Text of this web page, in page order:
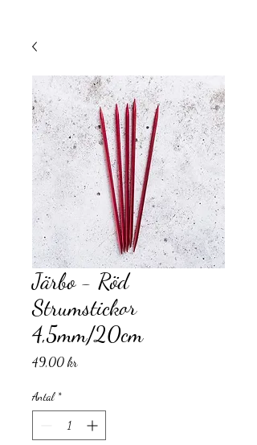
Järbo - Röd
Strumstickor
4,5mm/20cm
49,00 krPris
Antal *